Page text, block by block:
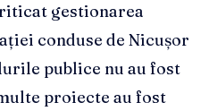
gestionarea
conduse de Nicușor
publice nu au fost
proiecte au fost